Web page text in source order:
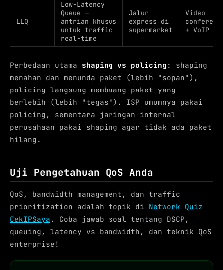
LLQ
Low-Latency
Queue —
antrian khusus
untuk traffic
real-time
Jalur
express di
supermarket
Video
+ VoIP
Perbedaan utama shaping vs policing : shaping
menahan dan menunda paket (lebih "sopan"),
policing langsung membuang paket yang
berlebih (lebih "tegas"). ISP umumnya pakai
policing, sementara jaringan internal
perusahaan pakai shaping agar tidak ada paket
hilang.
Uji Pengetahuan QoS Anda
QoS, bandwidth management, dan traffic
prioritization adalah topik di Network Quiz
CekIPSaya . Coba jawab soal tentang DSCP,
queuing, latency vs bandwidth, dan teknik QoS
enterprise!